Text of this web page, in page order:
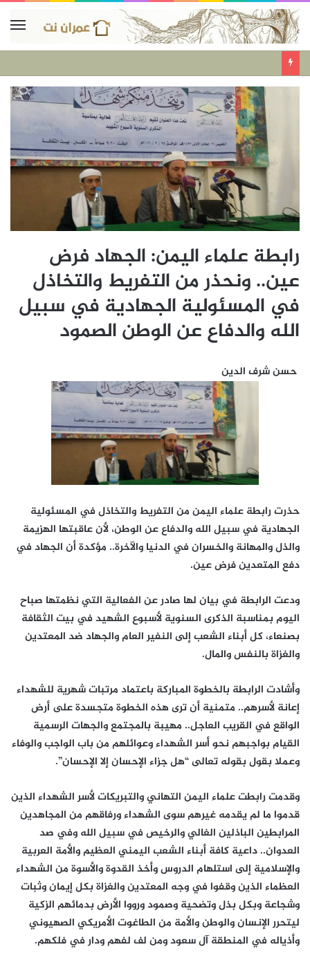
رابطة علماء اليمن: الجهاد فرض
عين.. ونحذر من التفريط والتخاذل
في المسئولية الجهادية في سبيل
الله والدفاع عن الوطن الصمود
حسن شرف الدين
حذرت رابطة علماء اليمن من التفريط والتخاذل في المسئولية
الجهادية في سبيل الله والدفاع عن الوطن، لأن عاقبتها الهزيمة
والذل والمهانة والخسران في الدنيا والآخرة.. مؤكدة أن الجهاد في
دفع المتعدين فرض عين.
ودعت الرابطة في بيان لها صادر عن الفعالية التي نظمتها صباح
اليوم بمناسبة الذكرى السنوية لأسبوع الشهيد في بيت الثقافة
بصنعاء، كل أبناء الشعب إلى النفير العام والجهاد ضد المعتدين
والغزاة بالنفس والمال.
وأشادت الرابطة بالخطوة المباركة باعتماد مرتبات شهرية للشهداء
إعانة لأسرهم.. متمنية أن ترى هذه الخطوة متجسدة على أرض
الواقع في القريب العاجل.. مهيبة بالمجتمع والجهات الرسمية
القيام بواجبهم نحو أسر الشهداء وعوائلهم من باب الواجب والوفاء
وعملا بقول بقوله تعالى “هل جزاء الإحسان إلا الإحسان”.
وقدمت رابطت علماء اليمن التهاني والتبريكات لأسر الشهداء الذين
قدموا ما لم يقدمه غيرهم سوى الشهداء ورفاقهم من المجاهدين
المرابطين الباذلين الغالي والرخيص في سبيل الله وفي صد
العدوان.. داعية كافة أبناء الشعب اليمني العظيم والأمة العربية
والإسلامية إلى استلهام الدروس وأخذ القدوة والأسوة من الشهداء
العظماء الذين وقفوا في وجه المعتدين والغزاة بكل إيمان وثبات
وشجاعة وبكل بذل وتضحية وصمود ورووا الأرض بدمائهم الزكية
ليتحرر الإنسان والوطن والأمة من الطاغوت الأمريكي الصهيوني
وأذياله في المنطقة آل سعود ومن لف لفهم ودار في فلكهم.